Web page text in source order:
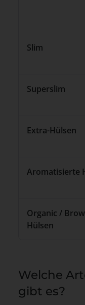
Slim
Superslim
Extra-Hülsen
Aromatisierte
Organic /
Hülsen
Welche
gibt es?